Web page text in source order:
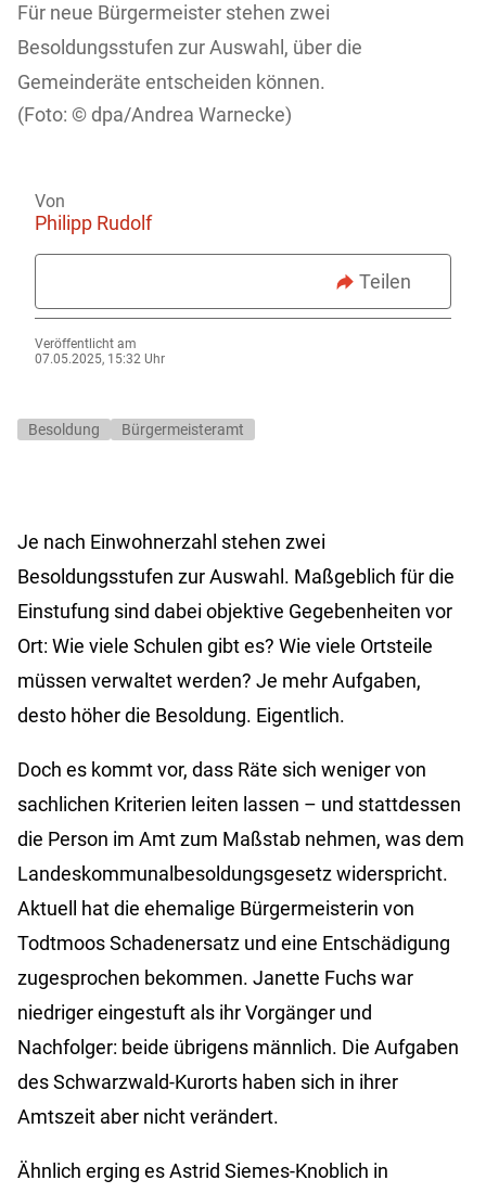
Für neue Bürgermeister stehen zwei
Besoldungsstufen zur Auswahl, über die
Gemeinderäte entscheiden können.
dpa/Andrea Warnecke)
Von
Philipp Rudolf
Teilen
Veröffentlicht am
07.05.2025, 15:32 Uhr
Besoldung Bürgermeisteramt
Je nach Einwohnerzahl stehen zwei
Besoldungsstufen zur Auswahl. Maßgeblich für die
Einstufung sind dabei objektive Gegebenheiten vor
Ort: Wie viele Schulen gibt es? Wie viele Ortsteile
müssen verwaltet werden? Je mehr Aufgaben,
desto höher die Besoldung. Eigentlich.
Doch es kommt vor, dass Räte sich weniger von
sachlichen Kriterien leiten lassen – und stattdessen
die Person im Amt zum Maßstab nehmen, was dem
Landeskommunalbesoldungsgesetz widerspricht.
Aktuell hat die ehemalige Bürgermeisterin von
Todtmoos Schadenersatz und eine Entschädigung
zugesprochen bekommen. Janette Fuchs war
niedriger eingestuft als ihr Vorgänger und
Nachfolger: beide übrigens männlich. Die Aufgaben
des Schwarzwald-Kurorts haben sich in ihrer
Amtszeit aber nicht verändert.
Ähnlich erging es Astrid Siemes-Knoblich in